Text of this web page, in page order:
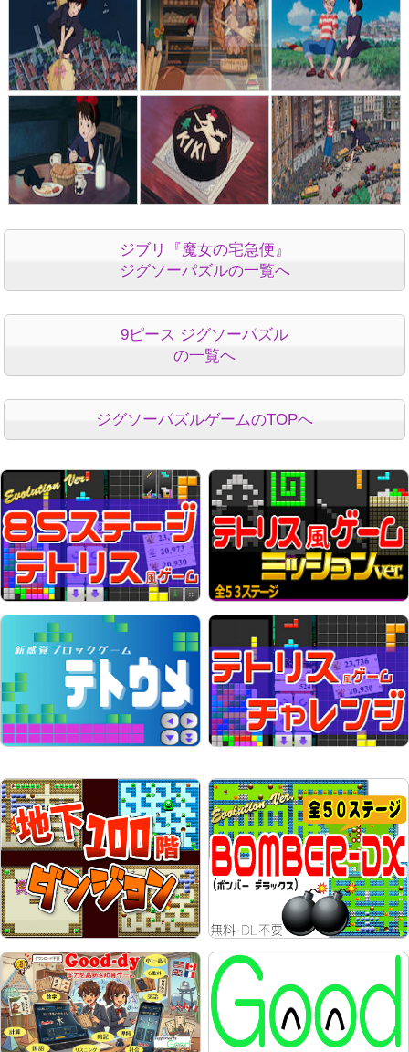
ジブリ『魔女の宅急便』
ジグソーパズルの一覧へ
9ピース ジグソーパズル
の一覧へ
ジグソーパズルゲームのTOPへ